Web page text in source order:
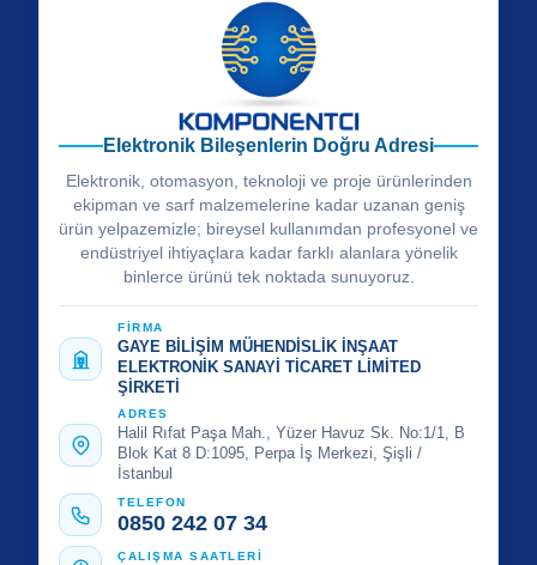
Elektronik Bileşenlerin Doğru Adresi
Elektronik, otomasyon, teknoloji ve proje ürünlerinden
ekipman ve sarf malzemelerine kadar uzanan geniş
ürün yelpazemizle; bireysel kullanımdan profesyonel ve
endüstriyel ihtiyaçlara kadar farklı alanlara yönelik
binlerce ürünü tek noktada sunuyoruz.
FİRMA
GAYE BİLİŞİM MÜHENDİSLİK İNŞAAT
ELEKTRONİK SANAYİ TİCARET LİMİTED
ŞİRKETİ
ADRES
Halil Rıfat Paşa Mah., Yüzer Havuz Sk. No:1/1, B
Blok Kat 8 D:1095, Perpa İş Merkezi, Şişli /
İstanbul
TELEFON
0850 242 07 34
ÇALIŞMA SAATLERİ